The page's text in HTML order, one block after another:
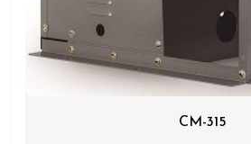
CM-315